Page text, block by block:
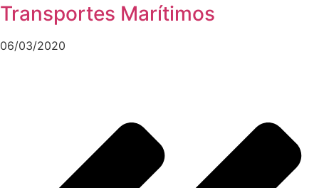
Transportes Marítimos
06/03/2020